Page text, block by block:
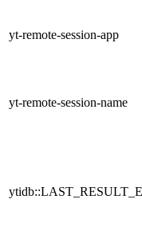
yt-remote-session-app
yt-remote-session-name